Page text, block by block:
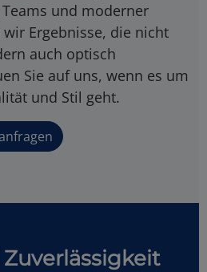
und moderner
Ergebnisse, die nicht
auch optisch
Sie auf uns, wenn es um
und Stil geht.